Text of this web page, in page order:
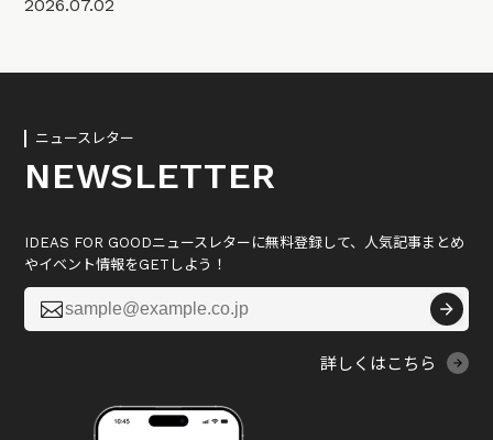
2026.07.02
ニュースレター
NEWSLETTER
IDEAS FOR GOODニュースレターに無料登録して、人気記事まとめ
やイベント情報をGETしよう！

詳しくはこちら